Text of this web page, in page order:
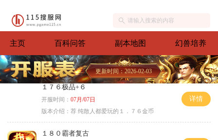
主页 百科问答 副本地图 幻兽培养
更新时间：2026-02-03
１７６极品+６
开服时间： 07月/07日
版本介绍： 荐 纯散人都爱玩的１．７６金币
详情
１８０霸者复古